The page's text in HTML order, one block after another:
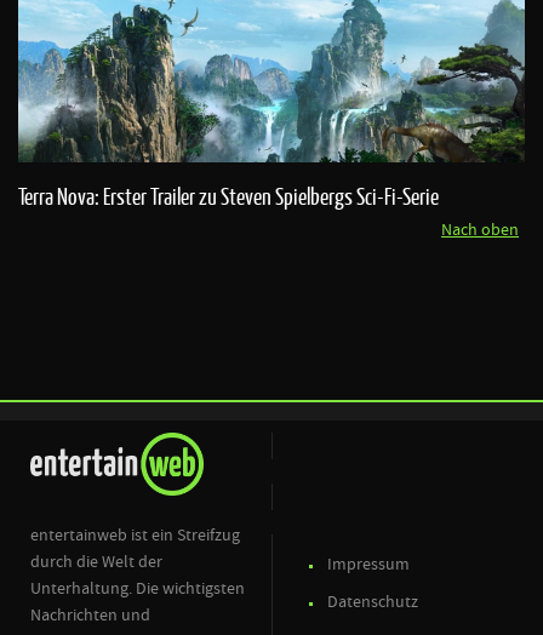
Terra Nova: Erster Trailer zu Steven Spielbergs Sci-Fi-Serie
Nach oben
entertainweb ist ein Streifzug
durch die Welt der
Unterhaltung. Die wichtigsten
Nachrichten und
Impressum
Datenschutz